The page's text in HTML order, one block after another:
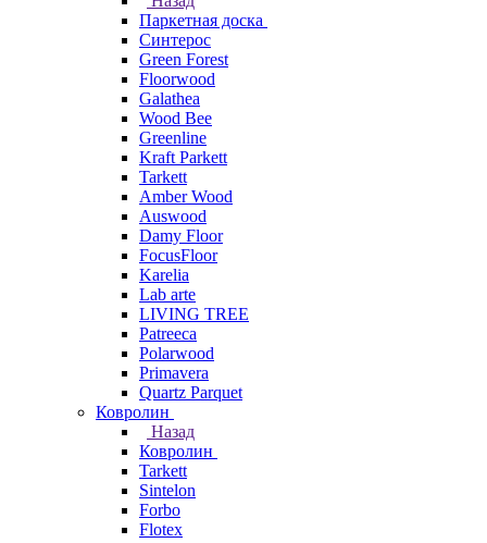
Паркетная доска
Синтерос
Green Forest
Floorwood
Galathea
Wood Bee
Greenline
Kraft Parkett
Tarkett
Amber Wood
Auswood
Damy Floor
FocusFloor
Karelia
Lab arte
LIVING TREE
Patreeca
Polarwood
Primavera
Quartz Parquet
Ковролин
Назад
Ковролин
Tarkett
Sintelon
Forbo
Flotex